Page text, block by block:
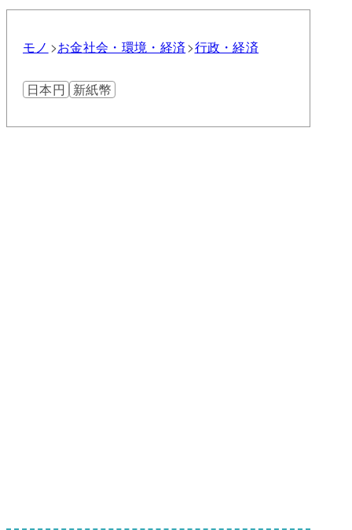
モノ お金社会・環境・経済 行政・経済
日本円 新紙幣